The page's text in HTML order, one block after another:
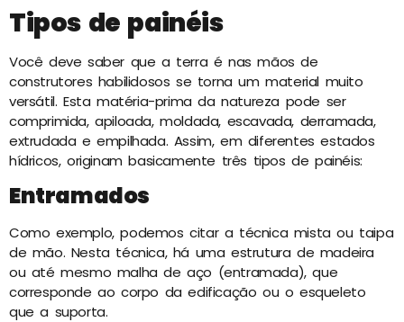
Tipos de painéis
Você deve saber que a terra é nas mãos de
construtores habilidosos se torna um material muito
versátil. Esta matéria-prima da natureza pode ser
comprimida, apiloada, moldada, escavada, derramada,
extrudada e empilhada. Assim, em diferentes estados
hídricos, originam basicamente três tipos de painéis:
Entramados
Como exemplo, podemos citar a técnica mista ou taipa
de mão. Nesta técnica, há uma estrutura de madeira
ou até mesmo malha de aço (entramada), que
corresponde ao corpo da edificação ou o esqueleto
que a suporta.